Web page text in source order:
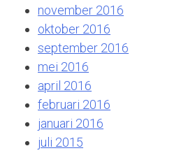
november 2016
oktober 2016
september 2016
mei 2016
april 2016
februari 2016
januari 2016
juli 2015